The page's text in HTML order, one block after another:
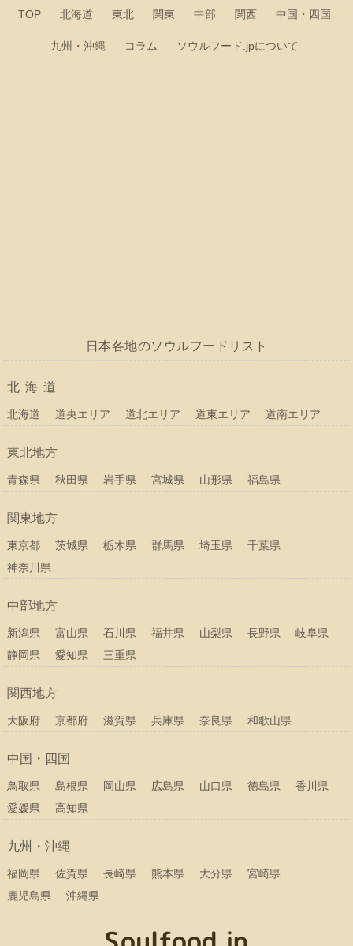
TOP 北海道 東北 関東 中部 関西 中国・四国
九州・沖縄 コラム ソウルフード.jpについて
日本各地のソウルフードリスト
北海道
北海道 道央エリア 道北エリア 道東エリア 道南エリア
東北地方
青森県 秋田県 岩手県 宮城県 山形県 福島県
関東地方
東京都 茨城県 栃木県 群馬県 埼玉県
千葉県
神奈川県
中部地方
新潟県 富山県 石川県 福井県 山梨県 長野県
岐阜県
静岡県
愛知県 三重県
関西地方
大阪府 京都府 滋賀県 兵庫県 奈良県 和歌山県
中国・四国
鳥取県 島根県 岡山県 広島県 山口県 徳島県
香川県
愛媛県
高知県
九州・沖縄
福岡県 佐賀県 長崎県 熊本県 大分県
宮崎県
鹿児島県
沖縄県